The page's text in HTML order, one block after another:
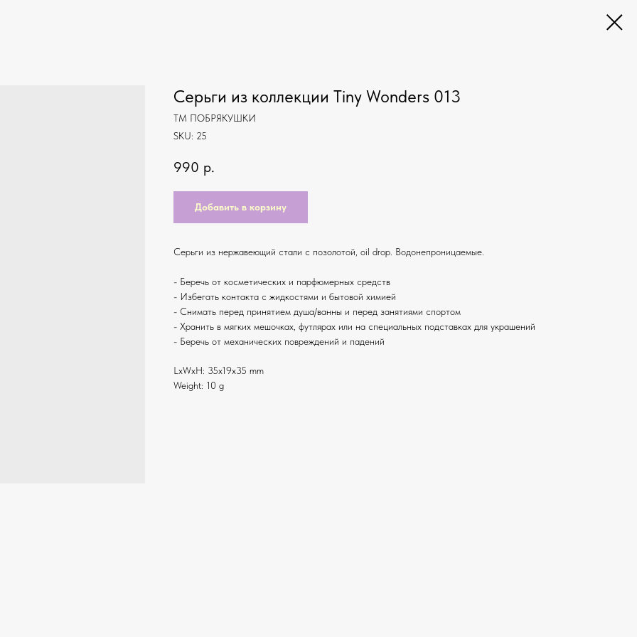
Серьги из коллекции Tiny Wonders 013
ТМ ПОБРЯКУШКИ
SKU: 25
990 р.
Добавить в корзину
Серьги из нержавеющий стали с позолотой, oil drop. Водонепроницаемые.
- Беречь от косметических и парфюмерных средств
- Избегать контакта с жидкостями и бытовой химией
- Снимать перед принятием душа/ванны и перед занятиями спортом
- Хранить в мягких мешочках, футлярах или на специальных подставках для украшений
- Беречь от механических повреждений и падений
LxWxH: 35x19x35 mm
Weight: 10 g